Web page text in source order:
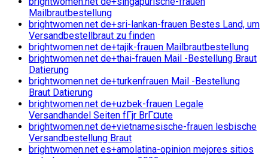
Mailbrautbestellung
brightwomen.net de+sri-lankan-frauen Bestes Land, um
Versandbestellbraut zu finden
brightwomen.net de+tajik-frauen Mailbrautbestellung
brightwomen.net de+thai-frauen Mail -Bestellung Braut
Datierung
brightwomen.net de+turkenfrauen Mail -Bestellung
Braut Datierung
brightwomen.net de+uzbek-frauen Legale
Versandhandel Seiten fГјr BrГ¤ute
brightwomen.net de+vietnamesische-frauen lesbische
Versandbestellung Braut
brightwomen.net es+amolatina-opinion mejores sitios